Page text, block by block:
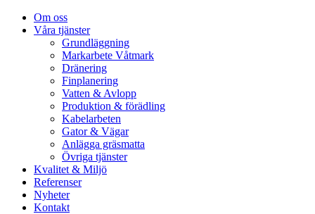
Om oss
Våra tjänster
Grundläggning
Markarbete Våtmark
Dränering
Finplanering
Vatten & Avlopp
Produktion & förädling
Kabelarbeten
Gator & Vägar
Anlägga gräsmatta
Övriga tjänster
Kvalitet & Miljö
Referenser
Nyheter
Kontakt